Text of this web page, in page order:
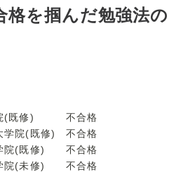
格を掴んだ勉強法の
院(既修) 不合格
学院(既修) 不合格
学院(既修) 不合格
学院(未修) 不合格